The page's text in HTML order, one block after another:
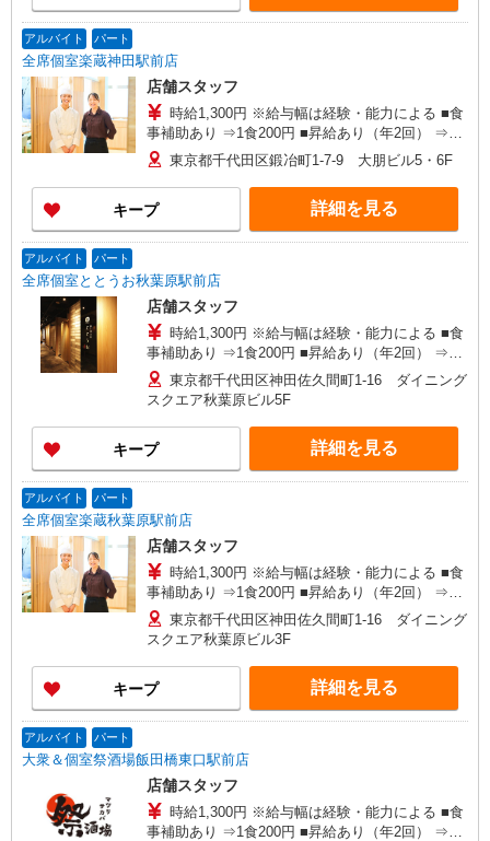
アルバイト パート
全席個室楽蔵神田駅前店
店舗スタッフ
時給1,300円 ※給与幅は経験・能力による ■食
事補助あり ⇒1食200円 ■昇給あり（年2回） ⇒ト
レーナーになったら… 通常時給＋300円！！ ■
研修時給 ⇒通常時給より変動なし ■高校生時給 ⇒
通常時給より変動なし ■深夜時給 ⇒22時以降時給
25％UP↑
東京都千代田区鍛冶町1-7-9 大朋ビル5・6F
キープ 詳細を見る
アルバイト パート
全席個室ととうお秋葉原駅前店
店舗スタッフ
時給1,300円 ※給与幅は経験・能力による ■食
事補助あり ⇒1食200円 ■昇給あり（年2回） ⇒ト
レーナーになったら… 通常時給＋300円！！ ■
研修時給 ⇒通常時給より変動なし ■高校生時給 ⇒
通常時給より変動なし ■深夜時給 ⇒22時以降時給
25％UP↑
東京都千代田区神田佐久間町1-16 ダイニング
スクエア秋葉原ビル5F
キープ 詳細を見る
アルバイト パート
全席個室楽蔵秋葉原駅前店
店舗スタッフ
時給1,300円 ※給与幅は経験・能力による ■食
事補助あり ⇒1食200円 ■昇給あり（年2回） ⇒ト
レーナーになったら… 通常時給＋300円！！ ■
研修時給 ⇒通常時給より変動なし ■高校生時給 ⇒
通常時給より変動なし ■深夜時給 ⇒22時以降時給
25％UP↑
東京都千代田区神田佐久間町1-16 ダイニング
スクエア秋葉原ビル3F
キープ 詳細を見る
アルバイト パート
大衆＆個室祭酒場飯田橋東口駅前店
店舗スタッフ
時給1,300円 ※給与幅は経験・能力による ■食
事補助あり ⇒1食200円 ■昇給あり（年2回） ⇒ト